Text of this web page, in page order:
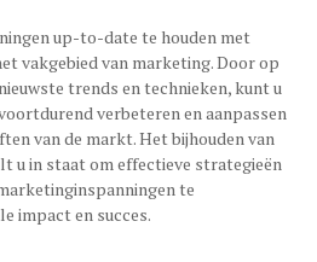
up-to-date te houden met
vakgebied van marketing. Door op
trends en technieken, kunt u
verbeteren en aanpassen
van de markt. Het bijhouden van
u in staat om effectieve strategieën
te
impact en succes.